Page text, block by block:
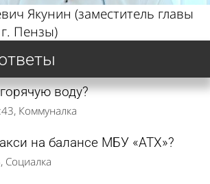
Якунин (заместитель главы
Пензы)
воду?
Коммуналка
на балансе МБУ «АТХ»?
Социалка